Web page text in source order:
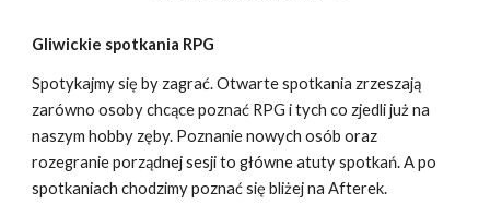
Gliwickie spotkania RPG
Spotykajmy się by zagrać. Otwarte spotkania zrzeszają
zarówno osoby chcące poznać RPG i tych co zjedli już na
naszym hobby zęby. Poznanie nowych osób oraz
rozegranie porządnej sesji to główne atuty spotkań. A po
spotkaniach chodzimy poznać się bliżej na Afterek.